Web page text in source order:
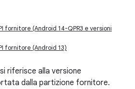
fornitore (Android 14-QPR3 e versioni
fornitore (Android 13)
si riferisce alla versione
dalla partizione fornitore.